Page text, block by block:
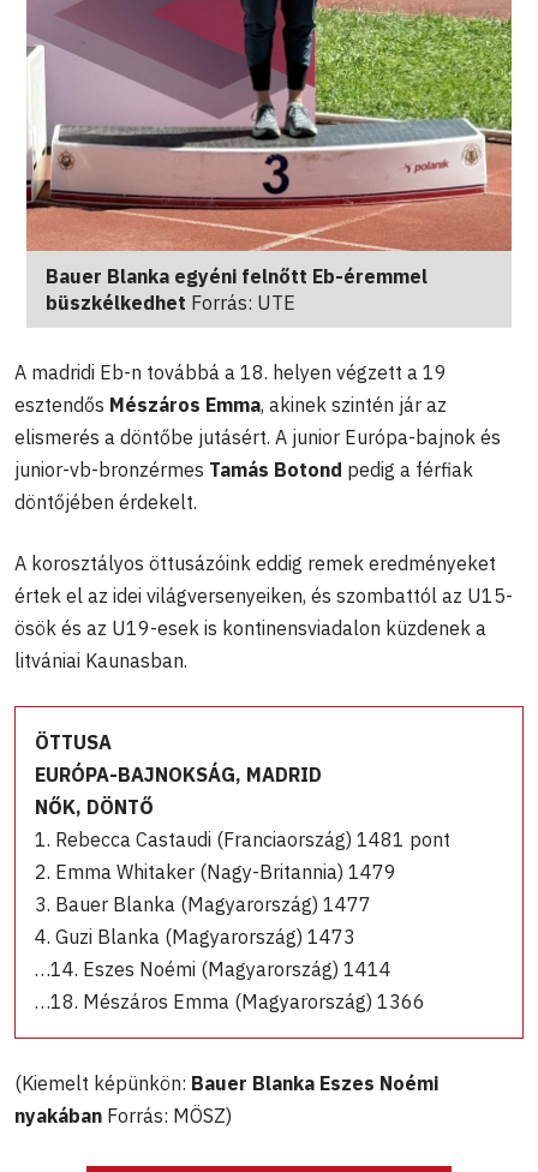
Bauer Blanka egyéni felnőtt Eb-éremmel
büszkélkedhet Forrás: UTE
A madridi Eb-n továbbá a 18. helyen végzett a 19
esztendős Mészáros Emma, akinek szintén jár az
elismerés a döntőbe jutásért. A junior Európa-bajnok és
junior-vb-bronzérmes Tamás Botond pedig a férfiak
döntőjében érdekelt.
A korosztályos öttusázóink eddig remek eredményeket
értek el az idei világversenyeiken, és szombattól az U15-
ösök és az U19-esek is kontinensviadalon küzdenek a
litvániai Kaunasban.
ÖTTUSA
EURÓPA-BAJNOKSÁG, MADRID
NŐK, DÖNTŐ
1. Rebecca Castaudi (Franciaország) 1481 pont
2. Emma Whitaker (Nagy-Britannia) 1479
3. Bauer Blanka (Magyarország) 1477
4. Guzi Blanka (Magyarország) 1473
…14. Eszes Noémi (Magyarország) 1414
…18. Mészáros Emma (Magyarország) 1366
(Kiemelt képünkön: Bauer Blanka Eszes Noémi
nyakában Forrás: MÖSZ)